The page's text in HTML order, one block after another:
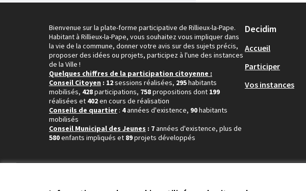
Bienvenue sur la plate-forme participative de Rillieux-la-Pape.
Habitant à Rillieux-la-Pape, vous souhaitez vous impliquer dans
la vie de la commune, donner votre avis sur des sujets précis,
proposer des idées ou projets, participez à l'une des instances
de la Ville !
Quelques chiffres de la participation citoyenne :
Conseil Citoyen : 12sessions réalisées, 295habitants
mobilisés, 428participations, 758propositions dont 199
réalisées et 402en cours de réalisation
Conseils de quartier : 4années d'existence, 90habitants
mobilisés
Conseil Municipal des Jeunes : 7années d'existence, plus de
580enfants impliqués et 89projets développés
Decidim
Accueil
Participer
Vos instances